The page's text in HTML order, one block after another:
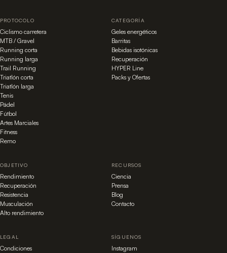
PROTOCOLO
Ciclismo carretera
MTB / Gravel
Running corta
Running larga
Trail Running
Triatlón corta
Triatlón larga
Tenis
Pádel
Fútbol
Artes Marciales
Fitness
Remo
CATEGORÍA
Geles energéticos
Barritas
Bebidas isotónicas
Recuperación
HYPER Line
Packs y Ofertas
OBJETIVO
Rendimiento
Recuperación
Resistencia
Musculación
Alto rendimiento
RECURSOS
Ciencia
Prensa
Blog
Contacto
LEGAL
Condiciones
SÍGUENOS
Instagram